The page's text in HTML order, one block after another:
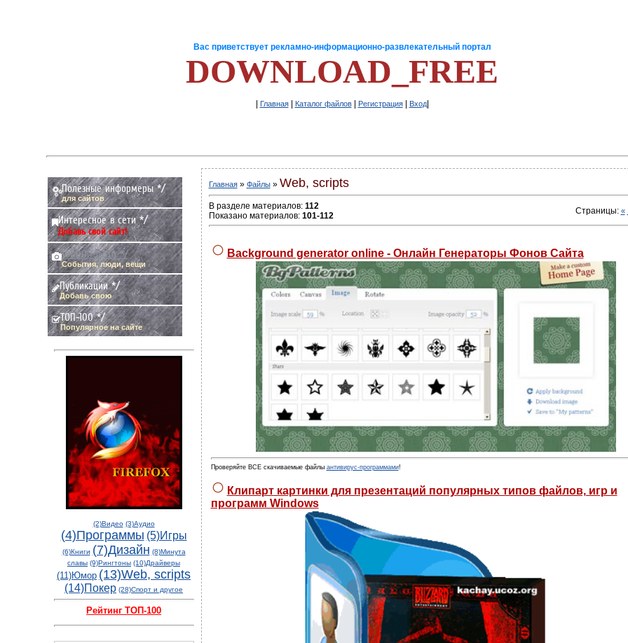
Вас приветствует рекламно-информационно-развлекательный портал
DOWNLOAD_FREE
Главная Каталог файлов Регистрация Вход|
Полезные информеры */
для сайтов
Интересное в сети */
Добавь свой сайт!
100000 фото */
События, люди, вещи
Публикации */
Добавь свою
ТОП-100 */
Популярное на сайте
(2)Видео (3)Аудио
(4)Программы (5)Игры
(6)Книги (7)Дизайн (8)Минута
славы (9)Рингтоны (10)Драйверы
(11)Юмор (13)Web, scripts
(14)Покер (28)Спорт и другое
Рейтинг ТОП-100
Главная» Файлы» Web, scripts
В разделе материалов: 112
Показано материалов: 101-112 Страницы: «
Background generator online - Онлайн Генераторы Фонов Сайта
Проверяйте ВСЕ скачиваемые файлы антивирус-программами!
Клипарт картинки для презентаций популярных типов файлов, игр и
программ Windows